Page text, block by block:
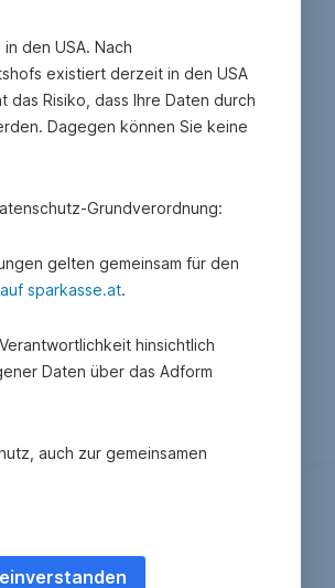
den USA. Nach
existiert derzeit in den USA
das Risiko, dass Ihre Daten durch
Dagegen können Sie keine
Grundverordnung:
gelten gemeinsam für den
sparkasse.at.
hinsichtlich
Daten über das Adform
auch zur gemeinsamen